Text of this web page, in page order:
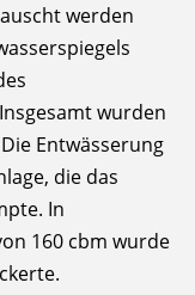
werden
wurden
Entwässerung
die das
In
160 cbm wurde